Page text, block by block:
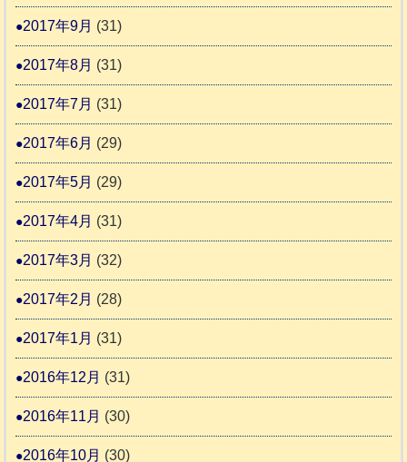
2017年9月 (31)
2017年8月 (31)
2017年7月 (31)
2017年6月 (29)
2017年5月 (29)
2017年4月 (31)
2017年3月 (32)
2017年2月 (28)
2017年1月 (31)
2016年12月 (31)
2016年11月 (30)
2016年10月 (30)